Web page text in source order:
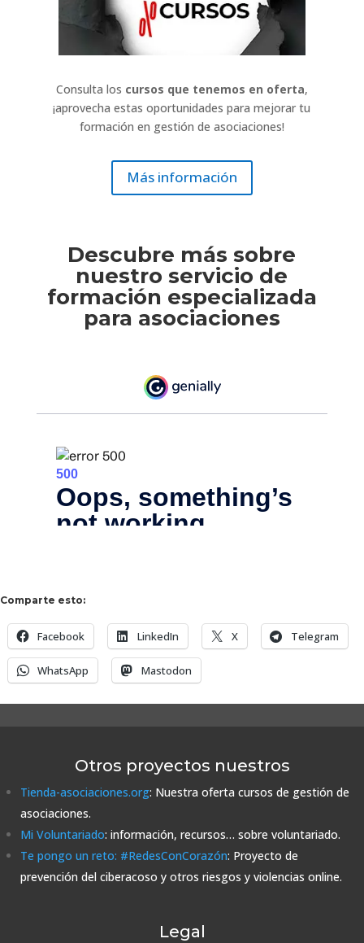
Consulta los cursos que tenemos en oferta,
¡aprovecha estas oportunidades para mejorar tu
formación en gestión de asociaciones!
Más información
Descubre más sobre
nuestro servicio de
formación especializada
para asociaciones
Comparte esto:
Facebook LinkedIn X Telegram
WhatsApp Mastodon
Otros proyectos nuestros
Tienda-asociaciones.org: Nuestra oferta cursos de gestión de
asociaciones.
Mi Voluntariado: información, recursos… sobre voluntariado.
Te pongo un reto: #RedesConCorazón: Proyecto de
prevención del ciberacoso y otros riesgos y violencias online.
Legal